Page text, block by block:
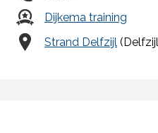
Dijkema training
Strand Delfzijl